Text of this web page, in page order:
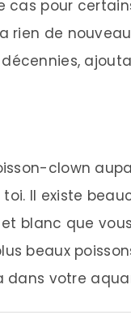
cas pour
rien de
clown
Il existe
blanc que
beaux
dans votre